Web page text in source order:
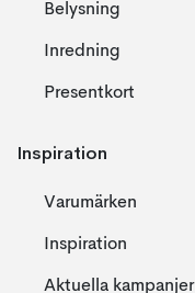
Belysning
Inredning
Presentkort
Inspiration
Varumärken
Inspiration
Aktuella kampanjer